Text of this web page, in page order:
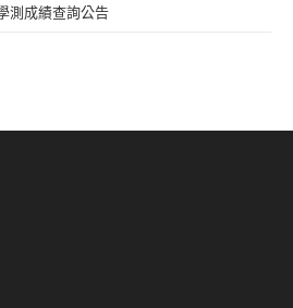
測成績查詢公告